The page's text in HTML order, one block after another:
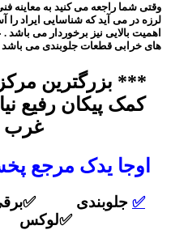
وقتی شما راجعه می کنید به معاینه
لرزه در می آید که شناسایی ایراد را
اهمیت بالایی نیز برخوردار می باشد
های خرابی قطعات جلوبندی می باشد
*** بزرگترین
کمک پیکان رفیع
غرب
اوجا یدک مرجع
✅ جلوبندی
✅لوکس